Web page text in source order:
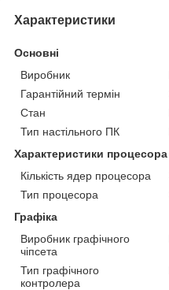
Характеристики
Основні
Виробник
Гарантійний термін
Стан
Тип настільного ПК
Характеристики процесора
Кількість ядер процесора
Тип процесора
Графіка
Виробник графічного
чіпсета
Тип графічного
контролера